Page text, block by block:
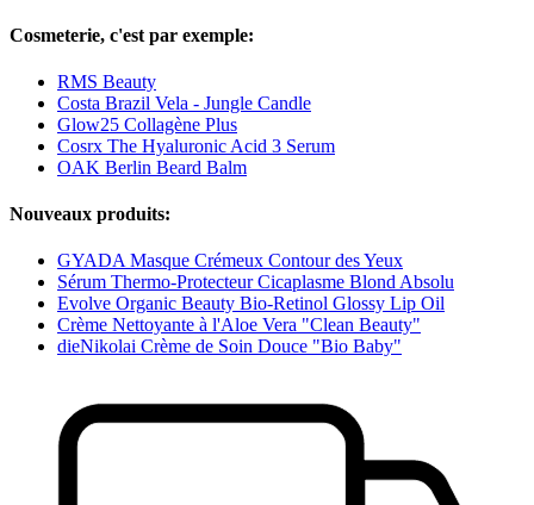
Cosmeterie, c'est par exemple:
RMS Beauty
Costa Brazil Vela - Jungle Candle
Glow25 Collagène Plus
Cosrx The Hyaluronic Acid 3 Serum
OAK Berlin Beard Balm
Nouveaux produits:
GYADA Masque Crémeux Contour des Yeux
Sérum Thermo-Protecteur Cicaplasme Blond Absolu
Evolve Organic Beauty Bio-Retinol Glossy Lip Oil
Crème Nettoyante à l'Aloe Vera "Clean Beauty"
dieNikolai Crème de Soin Douce "Bio Baby"